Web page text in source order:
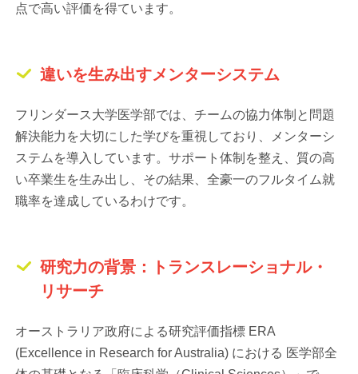
点で高い評価を得ています。
違いを生み出すメンターシステム
フリンダース大学医学部では、チームの協力体制と問題
解決能力を大切にした学びを重視しており、メンターシ
ステムを導入しています。サポート体制を整え、質の高
い卒業生を生み出し、その結果、全豪一のフルタイム就
職率を達成しているわけです。
研究力の背景：トランスレーショナル・
リサーチ
オーストラリア政府による研究評価指標 ERA
(Excellence in Research for Australia) における 医学部全